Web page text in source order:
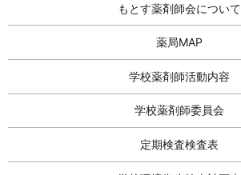
もとす薬剤師会について
薬局MAP
学校薬剤師活動内容
学校薬剤師委員会
定期検査検査表